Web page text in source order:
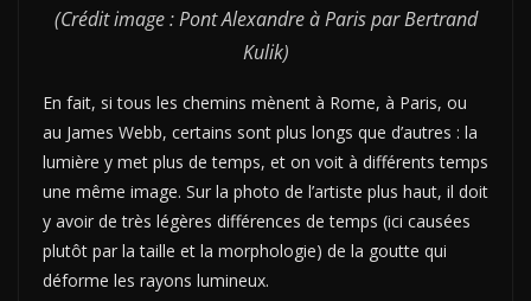
(Crédit image : Pont Alexandre à Paris par Bertrand
Kulik)
En fait, si tous les chemins mènent à Rome, à Paris, ou
au James Webb, certains sont plus longs que d’autres : la
lumière y met plus de temps, et on voit à différents temps
une même image. Sur la photo de l’artiste plus haut, il doit
y avoir de très légères différences de temps (ici causées
plutôt par la taille et la morphologie) de la goutte qui
déforme les rayons lumineux.